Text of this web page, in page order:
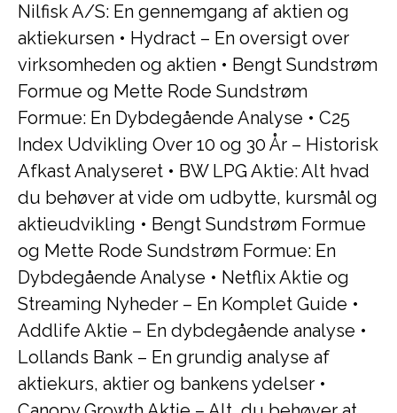
Nilfisk A/S: En gennemgang af aktien og
aktiekursen • Hydract – En oversigt over
virksomheden og aktien • Bengt Sundstrøm
Formue og Mette Rode Sundstrøm
Formue: En Dybdegående Analyse • C25
Index Udvikling Over 10 og 30 År – Historisk
Afkast Analyseret • BW LPG Aktie: Alt hvad
du behøver at vide om udbytte, kursmål og
aktieudvikling • Bengt Sundstrøm Formue
og Mette Rode Sundstrøm Formue: En
Dybdegående Analyse • Netflix Aktie og
Streaming Nyheder – En Komplet Guide •
Addlife Aktie – En dybdegående analyse •
Lollands Bank – En grundig analyse af
aktiekurs, aktier og bankens ydelser •